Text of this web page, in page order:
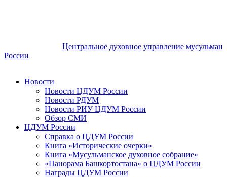
Центральное духовное управление мусульман
России
Новости
Новости ЦДУМ России
Новости РДУМ
Новости РИУ ЦДУМ России
Обзор СМИ
ЦДУМ России
Справка о ЦДУМ России
Книга «Исторические очерки»
Книга «Мусульманское духовное собрание»
«Панорама Башкортостана» о ЦДУМ России
Награды ЦДУМ России